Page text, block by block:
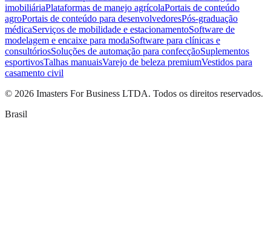
imobiliáriaPlataformas de manejo agrícolaPortais de conteúdo
agroPortais de conteúdo para desenvolvedoresPós-graduação
médicaServiços de mobilidade e estacionamentoSoftware de
modelagem e encaixe para modaSoftware para clínicas e
consultóriosSoluções de automação para confecçãoSuplementos
esportivosTalhas manuaisVarejo de beleza premiumVestidos para
casamento civil
© 2026 Imasters For Business LTDA. Todos os direitos reservados.
Brasil